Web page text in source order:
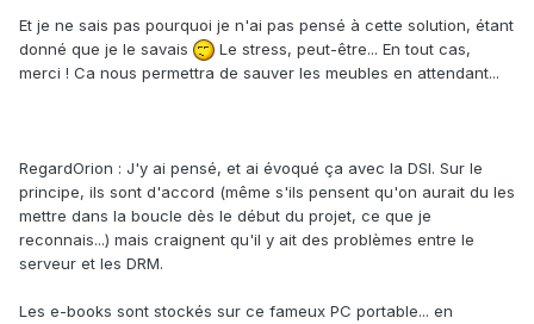
Et je ne sais pas pourquoi je n'ai pas pensé à cette solution, étant
donné que je le savais
Le stress, peut-être... En tout cas,
merci ! Ca nous permettra de sauver les meubles en attendant...
RegardOrion : J'y ai pensé, et ai évoqué ça avec la DSI. Sur le
principe, ils sont d'accord (même s'ils pensent qu'on aurait du les
mettre dans la boucle dès le début du projet, ce que je
reconnais...) mais craignent qu'il y ait des problèmes entre le
serveur et les DRM.
Les e-books sont stockés sur ce fameux PC portable... en